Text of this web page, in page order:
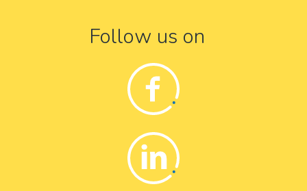
Follow us on
Facebook
Linkedin